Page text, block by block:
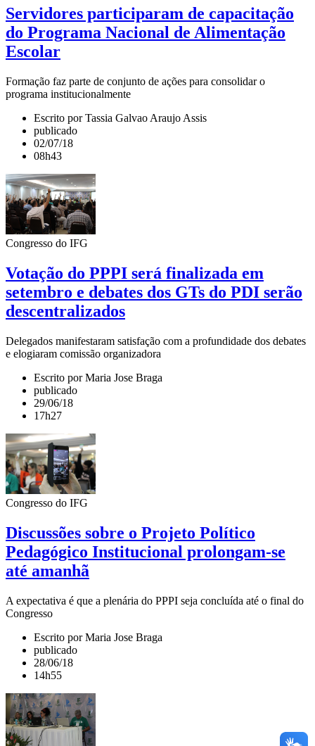
Servidores participaram de capacitação
do Programa Nacional de Alimentação
Escolar
Formação faz parte de conjunto de ações para consolidar o
programa institucionalmente
Escrito por Tassia Galvao Araujo Assis
publicado
02/07/18
08h43
Congresso do IFG
Votação do PPPI será finalizada em
setembro e debates dos GTs do PDI serão
descentralizados
Delegados manifestaram satisfação com a profundidade dos debates
e elogiaram comissão organizadora
Escrito por Maria Jose Braga
publicado
29/06/18
17h27
Congresso do IFG
Discussões sobre o Projeto Político
Pedagógico Institucional prolongam-se
até amanhã
A expectativa é que a plenária do PPPI seja concluída até o final do
Congresso
Escrito por Maria Jose Braga
publicado
28/06/18
14h55